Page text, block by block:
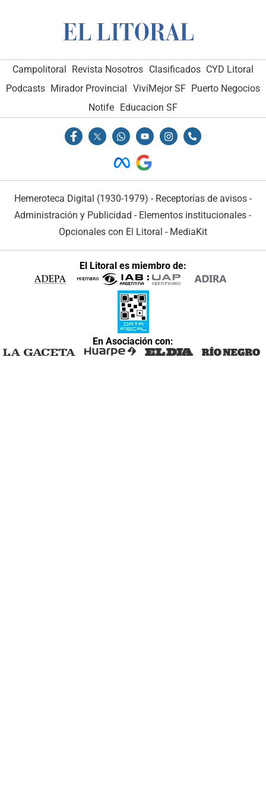
Campolitoral Revista Nosotros Clasificados CYD Litoral
Podcasts Mirador Provincial VivíMejor SF Puerto Negocios
Notife Educacion SF
Hemeroteca Digital (1930-1979) - Receptorías de avisos -
Administración y Publicidad - Elementos institucionales -
Opcionales con El Litoral - MediaKit
El Litoral es miembro de:
En Asociación con: